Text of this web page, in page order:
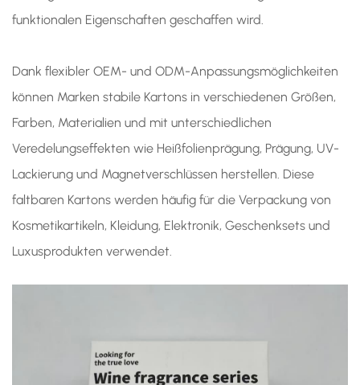
funktionalen Eigenschaften geschaffen wird.
Dank flexibler OEM- und ODM-Anpassungsmöglichkeiten
können Marken stabile Kartons in verschiedenen Größen,
Farben, Materialien und mit unterschiedlichen
Veredelungseffekten wie Heißfolienprägung, Prägung, UV-
Lackierung und Magnetverschlüssen herstellen. Diese
faltbaren Kartons werden häufig für die Verpackung von
Kosmetikartikeln, Kleidung, Elektronik, Geschenksets und
Luxusprodukten verwendet.